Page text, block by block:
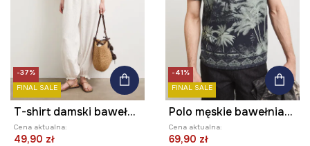
-37%
FINAL SALE
T-shirt damski bawełniany z nadrukiem
Cena aktualna:
49,90 zł
-41%
FINAL SALE
Polo męskie bawełniane z elastanem
Cena aktualna:
69,90 zł